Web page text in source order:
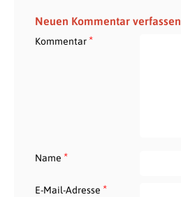
Neuen Kommentar verfassen
Kommentar*
Name *
E-Mail-Adresse *